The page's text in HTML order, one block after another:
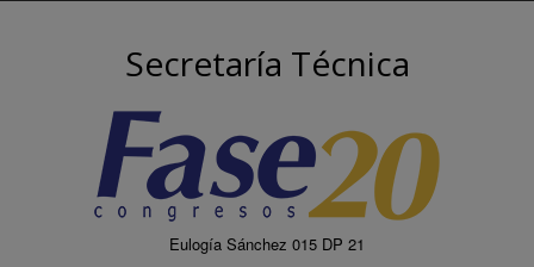
Secretaría Técnica
Eulogía Sánchez 015 DP 21